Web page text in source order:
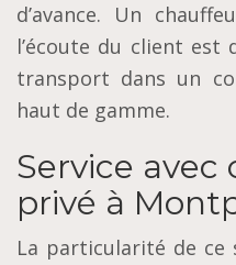
d’avance. Un
l’écoute du client est
transport dans un
haut de gamme.
Service
privé à
La particularité de ce